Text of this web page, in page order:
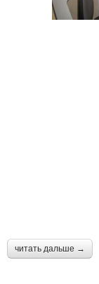
читать дальше →